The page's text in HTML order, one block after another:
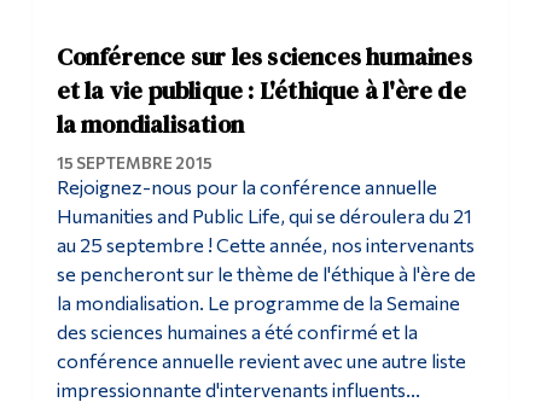
Conférence sur les sciences humaines
et la vie publique : L'éthique à l'ère de
la mondialisation
15 SEPTEMBRE 2015
Rejoignez-nous pour la conférence annuelle
Humanities and Public Life, qui se déroulera du 21
au 25 septembre ! Cette année, nos intervenants
se pencheront sur le thème de l'éthique à l'ère de
la mondialisation. Le programme de la Semaine
des sciences humaines a été confirmé et la
conférence annuelle revient avec une autre liste
impressionnante d'intervenants influents...